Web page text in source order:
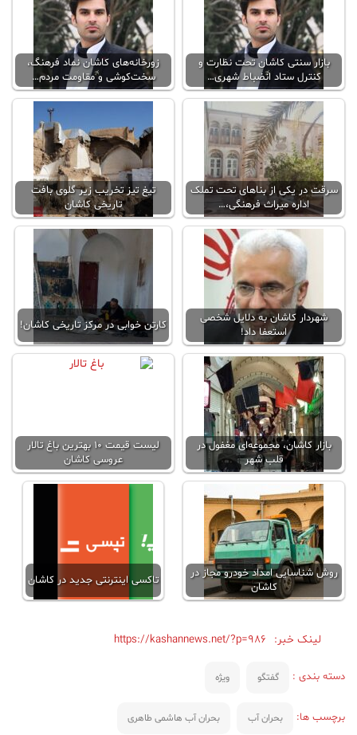
بازار سنتی کاشان تحت نظارت و
کنترل ستاد انضباط شهری…
زورخانه‌های کاشان نماد فرهنگ،
سخت‌کوشی و مقاومت مردم…
سرقت در یکی از بناهای تحت تملک
اداره میراث فرهنگی،…
تیغ تیز تخریب زیر گلوی بافت
تاریخی کاشان
شهردار کاشان به دلایل شخصی
استعفا داد!
کارتن خوابی در مرکز تاریخی کاشان!
بازار کاشان، مجموعه‌ای مغفول در
قلب شهر
لیست قیمت ۱۰ بهترین باغ تالار
عروسی کاشان
روش شناسایی امداد خودرو مجاز در
کاشان
تاکسی اینترنتی جدید در کاشان
لینک خبر: https://kashannews.net/?p=986
دسته بندی : گفتگو ویژه
برچسب ها: بحران آب بحران آب هاشمی طاهری